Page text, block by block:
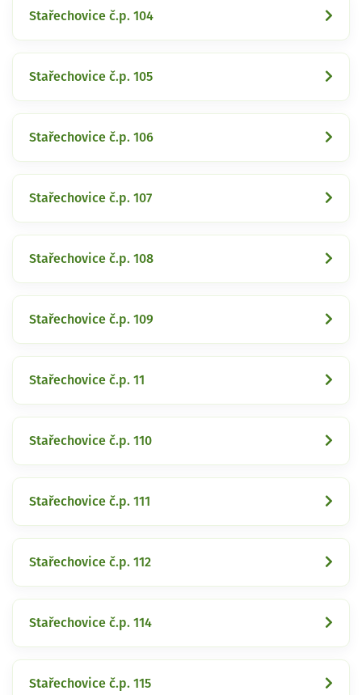
Stařechovice č.p. 104
Stařechovice č.p. 105
Stařechovice č.p. 106
Stařechovice č.p. 107
Stařechovice č.p. 108
Stařechovice č.p. 109
Stařechovice č.p. 11
Stařechovice č.p. 110
Stařechovice č.p. 111
Stařechovice č.p. 112
Stařechovice č.p. 114
Stařechovice č.p. 115